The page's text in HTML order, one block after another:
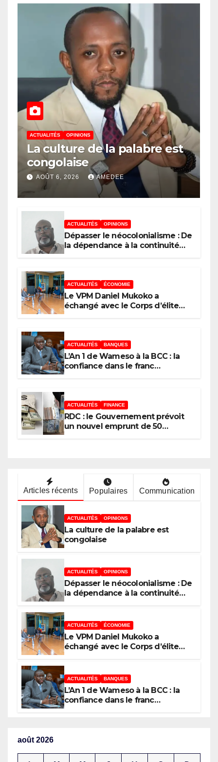
ACTUALITÉS OPINIONS
La culture de la palabre est
congolaise
AOÛT 6, 2026 AMEDEE
ACTUALITÉS OPINIONS
Dépasser le néocolonialisme : De
la dépendance à la continuité
ACTUALITÉS ÉCONOMIE
Le VPM Daniel Mukoko a
échangé avec le Corps d’élite
RDC
ACTUALITÉS BANQUES
L’An 1 de Wameso à la BCC : la
confiance dans le franc
point mort
ACTUALITÉS FINANCE
RDC : le Gouvernement prévoit
un nouvel emprunt de 50
Articles récents Populaires Communication
ACTUALITÉS OPINIONS
La culture de la palabre est
congolaise
ACTUALITÉS OPINIONS
Dépasser le néocolonialisme : De
la dépendance à la continuité
ACTUALITÉS ÉCONOMIE
Le VPM Daniel Mukoko a
échangé avec le Corps d’élite
enjeux de développement de la
RDC
ACTUALITÉS BANQUES
L’An 1 de Wameso à la BCC : la
confiance dans le franc
août 2026